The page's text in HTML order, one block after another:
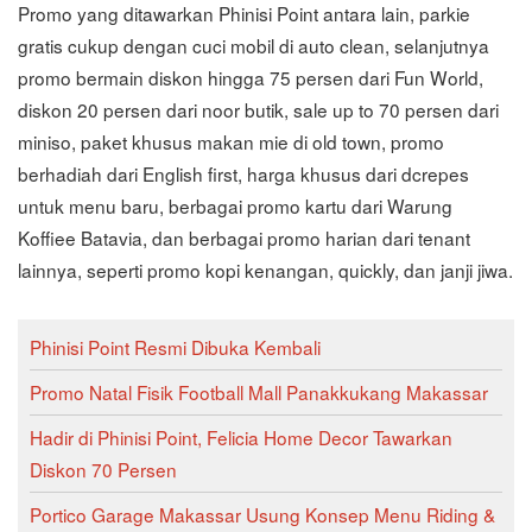
Promo yang ditawarkan Phinisi Point antara lain, parkie
gratis cukup dengan cuci mobil di auto clean, selanjutnya
promo bermain diskon hingga 75 persen dari Fun World,
diskon 20 persen dari noor butik, sale up to 70 persen dari
miniso, paket khusus makan mie di old town, promo
berhadiah dari English first, harga khusus dari dcrepes
untuk menu baru, berbagai promo kartu dari Warung
Koffiee Batavia, dan berbagai promo harian dari tenant
lainnya, seperti promo kopi kenangan, quickly, dan janji jiwa.
Phinisi Point Resmi Dibuka Kembali
Promo Natal Fisik Football Mall Panakkukang Makassar
Hadir di Phinisi Point, Felicia Home Decor Tawarkan
Diskon 70 Persen
Portico Garage Makassar Usung Konsep Menu Riding &